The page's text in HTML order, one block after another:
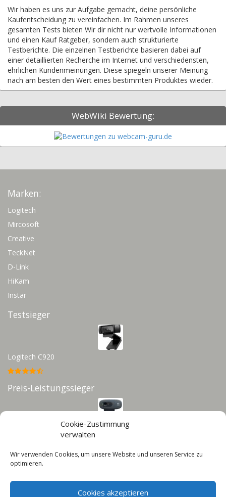
Cookie-Zustimmung
verwalten
Wir verwenden Cookies, um unsere Website und unseren Service zu
optimieren.
Cookies akzeptieren
Wir haben es uns zur Aufgabe gemacht, deine persönliche
Kaufentscheidung zu vereinfachen. Im Rahmen unseres
gesamten Tests bieten Wir dir nicht nur wertvolle Informationen
und einen Kauf Ratgeber, sondern auch strukturierte
Testberichte. Die einzelnen Testberichte basieren dabei auf
einer detaillierten Recherche im Internet und verschiedensten,
ehrlichen Kundenmeinungen. Diese spiegeln unserer Meinung
nach am besten den Wert eines bestimmten Produktes wieder.
WebWiki Bewertung:
Marken:
Logitech
Mircosoft
Creative
TeckNet
D-Link
HiKam
Instar
Testsieger
Logitech C920
Preis-Leistungssieger
Infos